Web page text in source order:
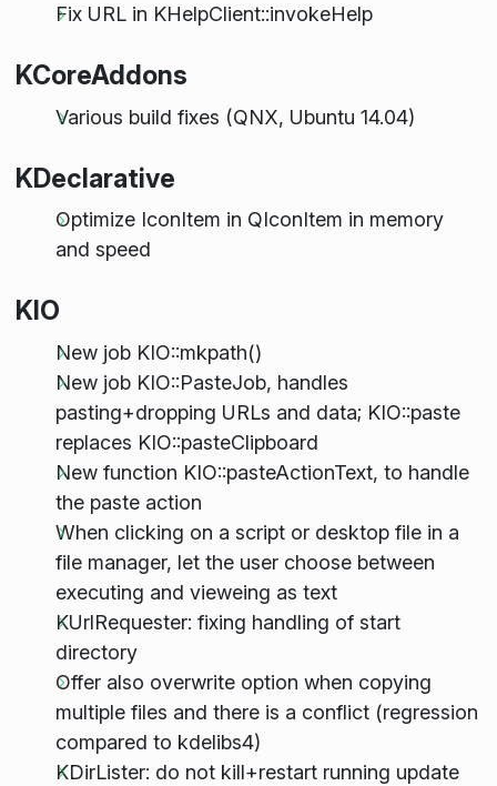
Fix URL in KHelpClient::invokeHelp
KCoreAddons
Various build fixes (QNX, Ubuntu 14.04)
KDeclarative
Optimize IconItem in QIconItem in memory
and speed
KIO
New job KIO::mkpath()
New job KIO::PasteJob, handles
pasting+dropping URLs and data; KIO::paste
replaces KIO::pasteClipboard
New function KIO::pasteActionText, to handle
the paste action
When clicking on a script or desktop file in a
file manager, let the user choose between
executing and vieweing as text
KUrlRequester: fixing handling of start
directory
Offer also overwrite option when copying
multiple files and there is a conflict (regression
compared to kdelibs4)
KDirLister: do not kill+restart running update